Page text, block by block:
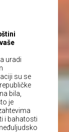
uradi
su se
bila,
je
i bahatosti